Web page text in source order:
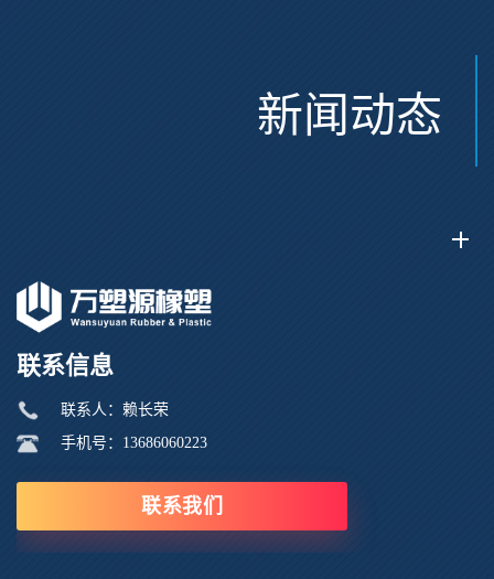
新闻动态
联系信息
联系人：赖长荣
手机号：13686060223
联系我们